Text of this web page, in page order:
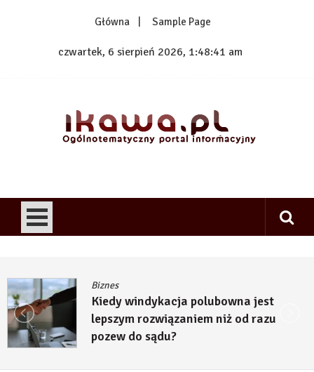
Główna Sample Page
czwartek, 6 sierpień 2026, 1:48:41 am
Biznes
Kiedy windykacja polubowna jest
lepszym rozwiązaniem niż od razu
pozew do sądu?